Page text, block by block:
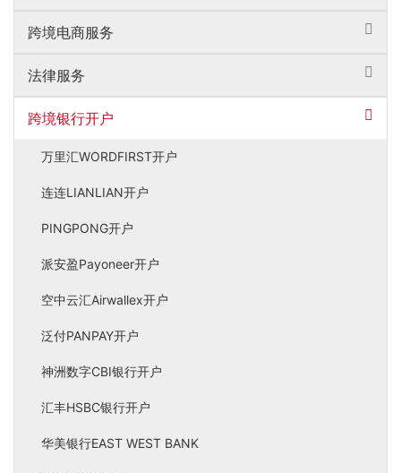
跨境电商服务
法律服务
跨境银行开户
万里汇WORDFIRST开户
连连LIANLIAN开户
PINGPONG开户
派安盈Payoneer开户
空中云汇Airwallex开户
泛付PANPAY开户
神洲数字CBI银行开户
汇丰HSBC银行开户
华美银行EAST WEST BANK